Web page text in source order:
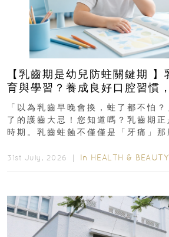
【乳齒期是幼兒防蛀關鍵期 】
育與學習？養成良好口腔習慣， 舒適達 強化
瑯質 兒童牙膏防護指南
「以為乳齒早晚會換，蛀了都不怕
了的護齒大忌！您知道嗎？乳齒期
時期。乳齒蛀蝕不僅僅是「牙痛」
31st July, 2026 ｜ In HEALTH & BEAUTY